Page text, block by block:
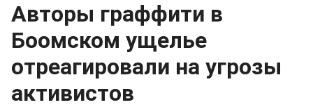
Авторы граффити в
Боомском ущелье
отреагировали на угрозы
активистов